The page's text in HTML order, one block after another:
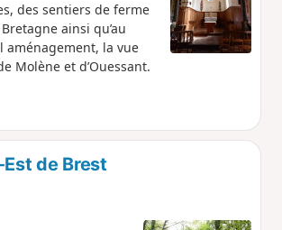
des sentiers de ferme
ainsi qu’au
aménagement, la vue
Molène et d’Ouessant.
de Brest